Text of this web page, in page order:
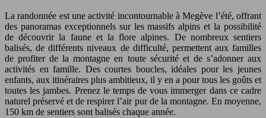
La randonnée est une activité incontournable à Megève l’été, offrant
des panoramas exceptionnels sur les massifs alpins et la possibilité
de découvrir la faune et la flore alpines. De nombreux sentiers
balisés, de différents niveaux de difficulté, permettent aux familles
de profiter de la montagne en toute sécurité et de s’adonner aux
activités en famille. Des courtes boucles, idéales pour les jeunes
enfants, aux itinéraires plus ambitieux, il y en a pour tous les goûts et
toutes les jambes. Prenez le temps de vous immerger dans ce cadre
naturel préservé et de respirer l’air pur de la montagne. En moyenne,
150 km de sentiers sont balisés chaque année.